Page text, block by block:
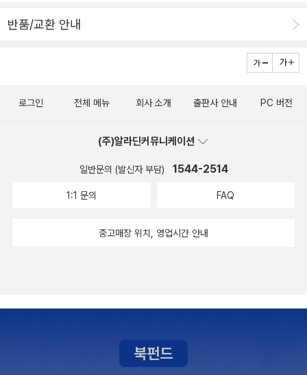
실과 빗대어 이야기 한 부분에서나마 저자의 마음을 조금은 이해할
것도 같다.아는 사람은 다 알아 본다는 말에서 내 공부의 깊이가 부족
수 없음을확인시켜주었다. 신광은 '단비 斷臂' 즉 팔을 끊어 보이는
게 혜가란 법명을 내리고 법통을 잇게 했다.모든 것은 마음이 만든다.
나면 졸린다. 마음이 있기에 선이 존재하고 악도 동시에 있다. 마음이
한 갈등한다.육신이 죽어도 마음은 죽지 않는다.선사들의 공부는 '마
다. 또한, 깨달음에도 모양이 없다. 그래서, 조사선의 수행론은 수행하
지 말라는 것이다. 수행은 마음이 빚어낸 작위에 지나지 않다. 깨달음
이 부처하는 사실을 아는 것 이외에 더 공부해야 할 내용이 없다. 하늘
구도 시인실도 若人求道 是人失道' - 임제 의현 <임제록> (111
술을 주워 모아 나의 가치를 높이고 풍요롭게 만들기 위함이다. 대부
분 남을 이기고 세상을 지배하려는 데 활용하려고 배운다. 반면 조사
재를 등용을 못하고 능력을 사장 시키며 나라의 발전을 저해해 왔다.
지마라의 저자는 많은 선사들을 보며 그들의 삶과 모습을 기자의 눈
려왔다. 무소불위의 시대는 이미 지났으며 공부의 대한 개념도 시대
학문을 왜곡하고 있다. 선조들의 학문은 겉으로 보이는데로 행동하지
않았으며 내면의식을 중시하여 왔다. 무엇이든 마음에서 우러나와야
욕망에 무너져 허망하기 이를데 없을 것이다. 모든 사물을 재대로 파
보닐을 보려하지 겉모습을 중시하지 않는다. 공부의 본질은 글자를
반품/교환 안내
로그인 전체 메뉴 회사 소개 출판사 안내 PC 버전
(주)알라딘커뮤니케이션
일반문의 (발신자 부담) 1544-2514
1:1 문의 FAQ
중고매장 위치, 영업시간 안내